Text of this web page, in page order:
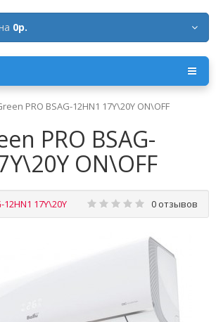
0р.
PRO BSAG-12HN1 17Y\20Y ON\OFF
PRO BSAG-
ON\OFF
12HN1 17Y\20Y 0 отзывов